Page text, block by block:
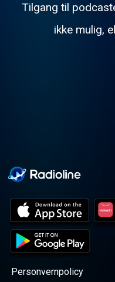
Tilgang til
ikke mulig,
Personvernpolicy